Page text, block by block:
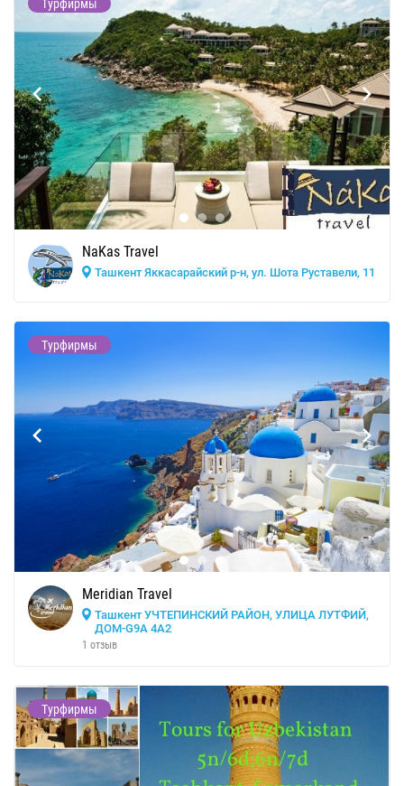
Турфирмы
NaKas Travel
Ташкент Яккасарайский р-н, ул. Шота Руставели, 11
Турфирмы
Meridian Travel
Ташкент УЧТЕПИНСКИЙ РАЙОН, УЛИЦА ЛУТФИЙ,
ДОМ-G9A 4A2
1 отзыв
Турфирмы